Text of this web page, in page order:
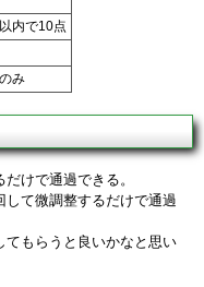
内で10点
み
けで通過できる。
て微調整するだけで通過
てもらうと良いかなと思い